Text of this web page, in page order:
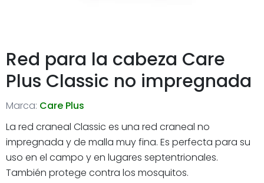
Red para la cabeza Care
Plus Classic no impregnada
Marca: Care Plus
La red craneal Classic es una red craneal no
impregnada y de malla muy fina. Es perfecta para su
uso en el campo y en lugares septentrionales.
También protege contra los mosquitos.